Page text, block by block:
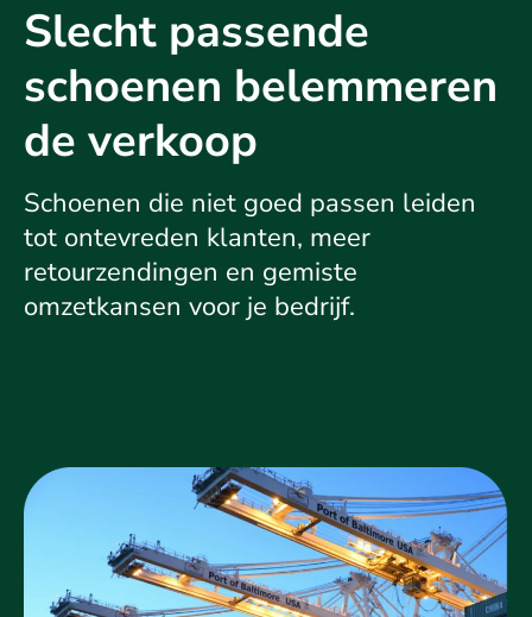
Slecht passende
schoenen belemmeren
de verkoop
Schoenen die niet goed passen leiden
tot ontevreden klanten, meer
retourzendingen en gemiste
omzetkansen voor je bedrijf.